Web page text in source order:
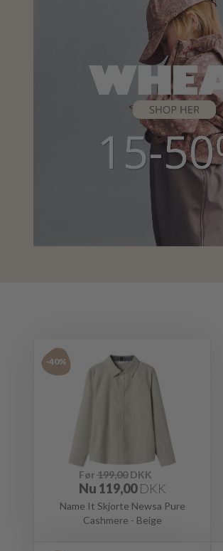
-40%
Før199,00DKK
Nu 119,00 DKK
Name It Skjorte Newsa Pure
Cashmere - Beige